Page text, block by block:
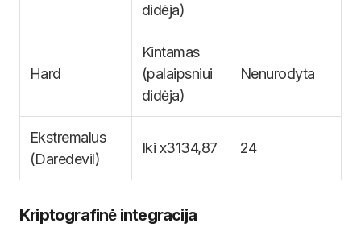
didėja)
Hard
Kintamas
(palaipsniui
didėja)
Nenurodyta
Ekstremalus
(Daredevil)
Iki x3134,87 24
Kriptografinė integracija